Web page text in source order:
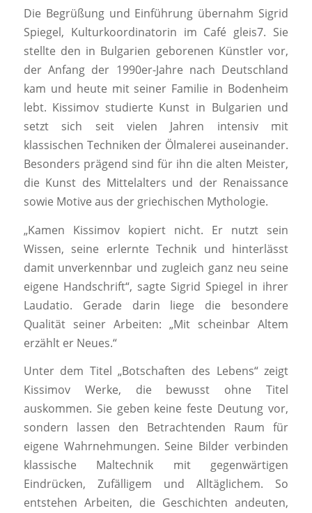
Die Begrüßung und Einführung übernahm Sigrid
Spiegel, Kulturkoordinatorin im Café gleis7. Sie
stellte den in Bulgarien geborenen Künstler vor,
der Anfang der 1990er-Jahre nach Deutschland
kam und heute mit seiner Familie in Bodenheim
lebt. Kissimov studierte Kunst in Bulgarien und
setzt sich seit vielen Jahren intensiv mit
klassischen Techniken der Ölmalerei auseinander.
Besonders prägend sind für ihn die alten Meister,
die Kunst des Mittelalters und der Renaissance
sowie Motive aus der griechischen Mythologie.
„Kamen Kissimov kopiert nicht. Er nutzt sein
Wissen, seine erlernte Technik und hinterlässt
damit unverkennbar und zugleich ganz neu seine
eigene Handschrift“, sagte Sigrid Spiegel in ihrer
Laudatio. Gerade darin liege die besondere
Qualität seiner Arbeiten: „Mit scheinbar Altem
erzählt er Neues.“
Unter dem Titel „Botschaften des Lebens“ zeigt
Kissimov Werke, die bewusst ohne Titel
auskommen. Sie geben keine feste Deutung vor,
sondern lassen den Betrachtenden Raum für
eigene Wahrnehmungen. Seine Bilder verbinden
klassische Maltechnik mit gegenwärtigen
Eindrücken, Zufälligem und Alltäglichem. So
entstehen Arbeiten, die Geschichten andeuten,